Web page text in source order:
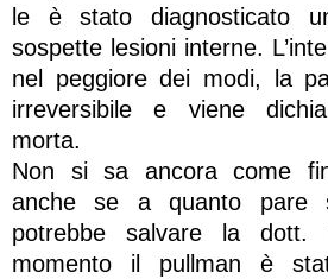
le è stato diagnosticato
sospette lesioni interne.
nel peggiore dei modi, la
irreversibile e viene
morta.
Non si sa ancora come
anche se a quanto pare
potrebbe salvare la
momento il pullman è